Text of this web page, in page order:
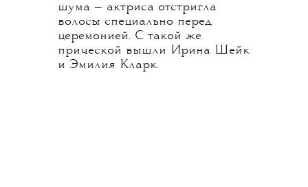
шума — актриса отстригла
волосы специально перед
церемонией. С такой же
прической вышли Ирина Шейк
и Эмилия Кларк.